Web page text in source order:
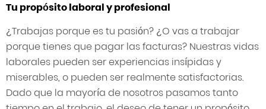
Tu propósito laboral y profesional
¿Trabajas porque es tu pasión? ¿O vas a trabajar
porque tienes que pagar las facturas? Nuestras vidas
laborales pueden ser experiencias insípidas y
miserables, o pueden ser realmente satisfactorias.
Dado que la mayoría de nosotros pasamos tanto